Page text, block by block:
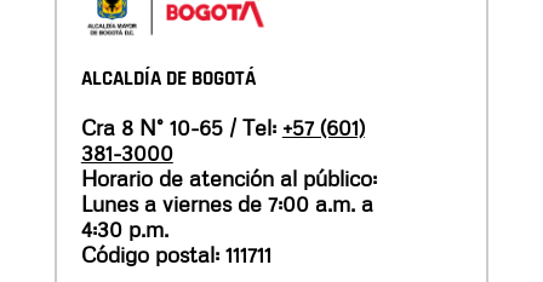
ALCALDÍA DE BOGOTÁ
Cra 8 N° 10-65 / Tel: +57 (601)
381-3000
Horario de atención al público:
Lunes a viernes de 7:00 a.m. a
4:30 p.m.
Código postal: 111711